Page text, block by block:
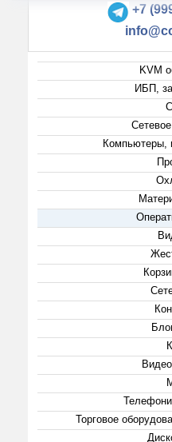
+7
KVM
ИБП,
Компьютеры,
Торговое